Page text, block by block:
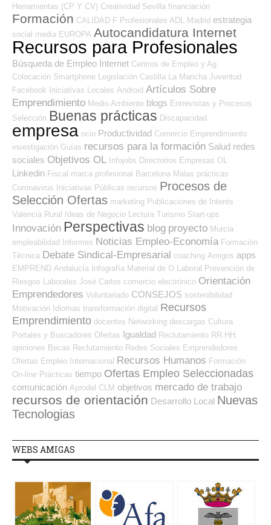
Herramientas (CP Y CV) Creatividad Sevilla financiación
Formación CALIDAD F Profesionales ADL Madrid estrategia
social media EUROPA Autocandidatura Internet
Recursos para Profesionales
Búsqueda de Empleo Internet Centros de Empleo y Ag.
Colocación Smartphone Legislación Castilla La Mancha Juventud
Facebook Iniciativas Locales Android Artículos Sobre
Emprendimiento Medio Ambiente blogs Entrevistas y Procesos
Selección Buenas prácticas Discapacidad
empresa ocio Productividad Comercio Emprendimiento
investigación Guías recursos para la formación Salud redes
sociales Objetivos OL Infojobs Directorios Empresas OL
Linkedin Fiscal marca profesional Barcelona Malas prácticas
Coronavirus Iniciativas Públicas recursos Procesos de
Selección Ofertas marketing Publicaciones de Interés
Valencia Rural Ideas de Negocio Lectura Turismo Start-ups
Innovación Perspectivas blog proyecto Murcia
empleabilidad Informes Noticias Empleo-Economía Formación
Técnica Debate Sindical-Empresarial coaching Amigos apps
EMPREND Andalucía Infografía Material de O.Laboral Prevención de
Riesgos Laborales José Carlos comercio electrónico Orientación
Emprendedores Voluntariado CONSEJOS sostenibilidad
Motivación Idiomas transformación digital Recursos
Emprendimiento docentes Networking descargas Cultura
Portales y Buscadores Ofertas Igualdad Reclutamiento RR.HH.
opiniones Becas Reclutamiento Redes Sociales Emprendedores
Ofertas Empleo Internacional Recursos Humanos Formación
On-line Prácticas tiempo Ofertas Empleo Seleccionadas
comunicación Aprodel CLM objetivos mercado de trabajo
recursos de orientación Desarrollo Local Nuevas
Tecnologias
WEBS AMIGAS